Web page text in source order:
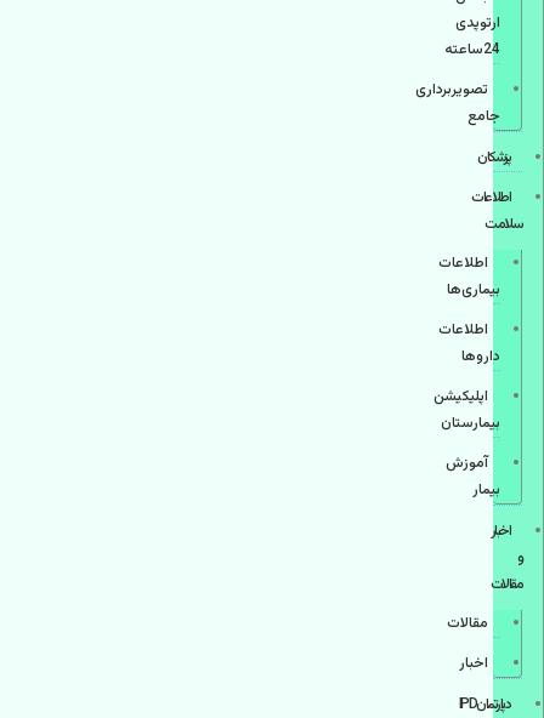
ارتوپدی
24ساعته
تصویربرداری
جامع
پزشكان
اطلاعات
سلامت
اطلاعات
بیماری‌ها
اطلاعات
دارو‌ها
اپليكيشن
بيمارستان
آموزش
بیمار
اخبار
و
مقالات
مقالات
اخبار
دپارتمانIPD